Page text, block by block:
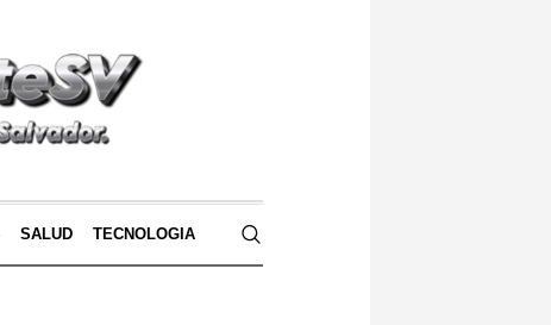
SALUD TECNOLOGIA